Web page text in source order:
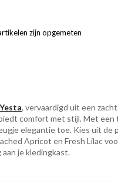
zijn opgemeten
Yesta, vervaardigd uit een
comfort met stijl. Met een
elegantie toe. Kies uit de
Apricot en Fresh Lilac
je kledingkast.